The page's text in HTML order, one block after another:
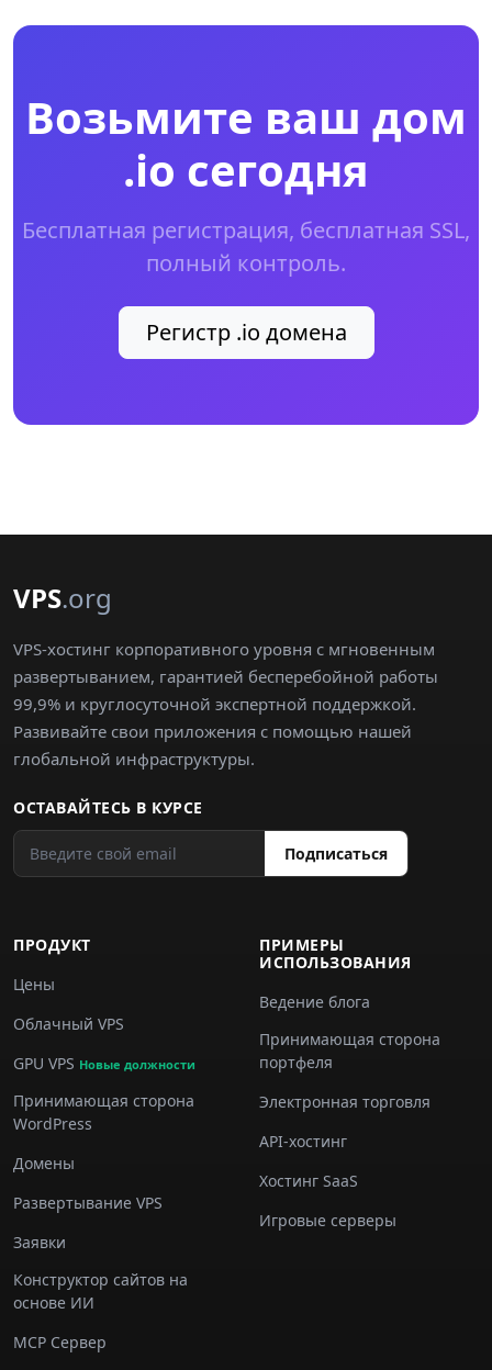
Возьмите ваш дом
.io сегодня
Бесплатная регистрация, бесплатная SSL,
полный контроль.
Регистр .io домена
VPS.org
VPS-хостинг корпоративного уровня с мгновенным
развертыванием, гарантией бесперебойной работы
99,9% и круглосуточной экспертной поддержкой.
Развивайте свои приложения с помощью нашей
глобальной инфраструктуры.
ОСТАВАЙТЕСЬ В КУРСЕ
Подписаться
ПРОДУКТ
Цены
Облачный VPS
GPU VPS Новые должности
Принимающая сторона
WordPress
Домены
Развертывание VPS
Заявки
Конструктор сайтов на
основе ИИ
MCP Сервер
ПРИМЕРЫ
ИСПОЛЬЗОВАНИЯ
Ведение блога
Принимающая сторона
портфеля
Электронная торговля
API-хостинг
Хостинг SaaS
Игровые серверы